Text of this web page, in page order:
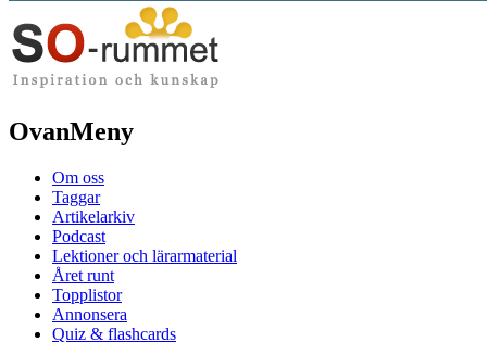
OvanMeny
Om oss
Taggar
Artikelarkiv
Podcast
Lektioner och lärarmaterial
Året runt
Topplistor
Annonsera
Quiz & flashcards